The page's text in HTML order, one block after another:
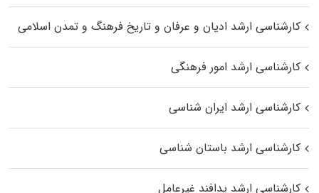
کارشناسی ارشد ادیان و عرفان و تاریخ فرهنگ و تمدن اسلامی
کارشناسی ارشد امور فرهنگی
کارشناسی ارشد ایران شناسی
کارشناسی ارشد باستان شناسی
کارشناسی ارشد پدافند غیرعامل